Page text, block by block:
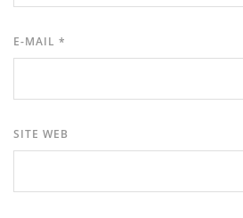
E-MAIL *
SITE WEB